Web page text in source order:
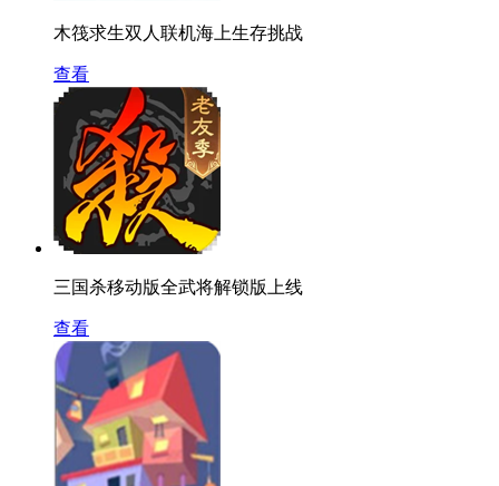
木筏求生双人联机海上生存挑战
查看
三国杀移动版全武将解锁版上线
查看